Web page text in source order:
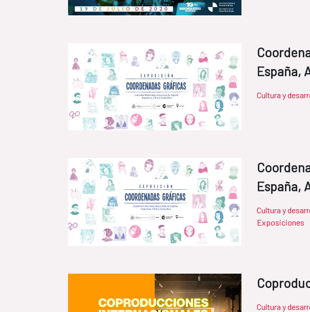
España,
Cultura y
España,
Cultura y
Exposiciones
Cultura y